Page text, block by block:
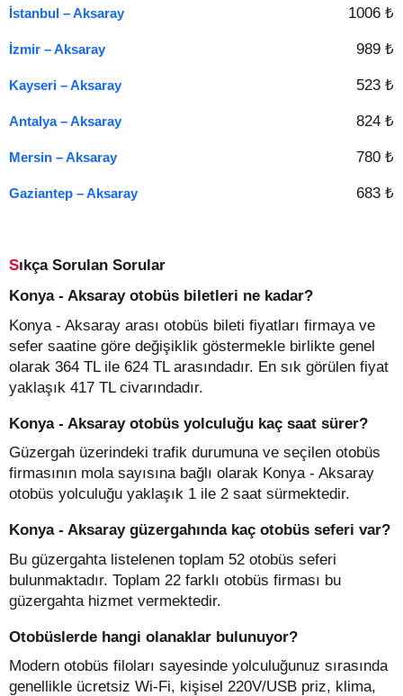
İstanbul – Aksaray 1006 ₺
İzmir – Aksaray 989 ₺
Kayseri – Aksaray 523 ₺
Antalya – Aksaray 824 ₺
Mersin – Aksaray 780 ₺
Gaziantep – Aksaray 683 ₺
Sıkça Sorulan Sorular
Konya - Aksaray otobüs biletleri ne kadar?
Konya - Aksaray arası otobüs bileti fiyatları firmaya ve
sefer saatine göre değişiklik göstermekle birlikte genel
olarak 364 TL ile 624 TL arasındadır. En sık görülen fiyat
yaklaşık 417 TL civarındadır.
Konya - Aksaray otobüs yolculuğu kaç saat sürer?
Güzergah üzerindeki trafik durumuna ve seçilen otobüs
firmasının mola sayısına bağlı olarak Konya - Aksaray
otobüs yolculuğu yaklaşık 1 ile 2 saat sürmektedir.
Konya - Aksaray güzergahında kaç otobüs seferi var?
Bu güzergahta listelenen toplam 52 otobüs seferi
bulunmaktadır. Toplam 22 farklı otobüs firması bu
güzergahta hizmet vermektedir.
Otobüslerde hangi olanaklar bulunuyor?
Modern otobüs filoları sayesinde yolculuğunuz sırasında
genellikle ücretsiz Wi-Fi, kişisel 220V/USB priz, klima,